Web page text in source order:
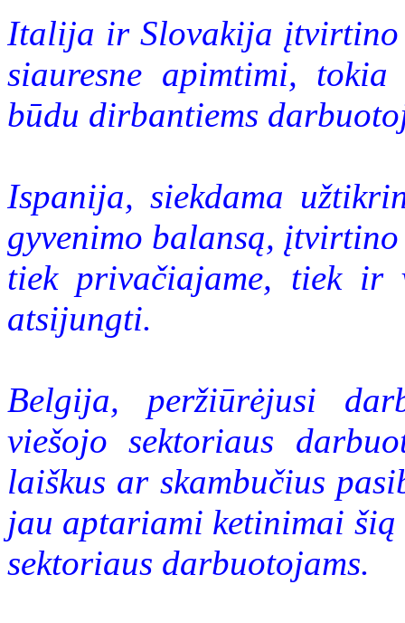
Italija ir Slovakija įtvirtino
siauresne apimtimi,
būdu dirbantiems
Ispanija, siekdama
gyvenimo balansą,
tiek privačiajame, tiek ir
atsijungti.
Belgija, peržiūrėjusi
viešojo sektoriaus
laiškus ar skambučius
jau aptariami ketinimai
sektoriaus darbuotojams.